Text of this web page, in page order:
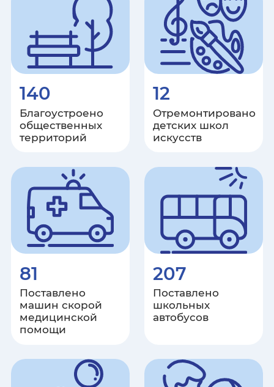
Тюменская область
Удмуртская Республика
Ульяновская область
Хабаровский край
Республика Хакасия
Ханты-Мансийский автономный
округ – Югра
Херсонская область
Челябинская область
Чеченская республика
Чувашская республика
Чукотский автономный округ
Ямало-Ненецкий автономный
140
Благоустроено
общественных
территорий
12
Отремонтировано
детских школ
искусств
81
Поставлено
машин скорой
медицинской
помощи
207
Поставлено
школьных
автобусов